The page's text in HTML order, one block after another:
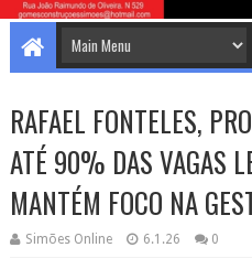
RAFAEL FONTELES,
ATÉ 90% DAS VAGAS
MANTÉM FOCO NA
Simões Online 6.1.26 0